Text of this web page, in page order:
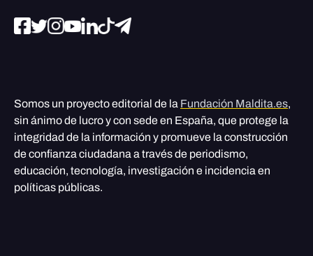
Somos un proyecto editorial de la Fundación Maldita.es,
sin ánimo de lucro y con sede en España, que protege la
integridad de la información y promueve la construcción
de confianza ciudadana a través de periodismo,
educación, tecnología, investigación e incidencia en
políticas públicas.